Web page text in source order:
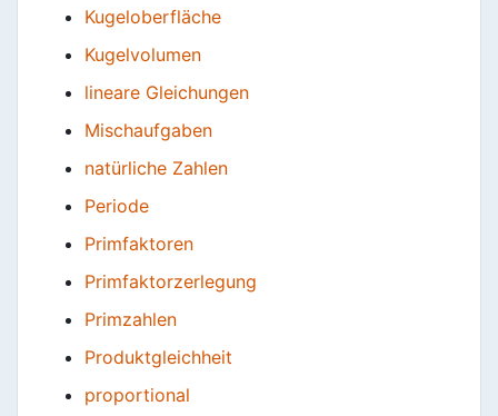
Kugeloberfläche
Kugelvolumen
lineare Gleichungen
Mischaufgaben
natürliche Zahlen
Periode
Primfaktoren
Primfaktorzerlegung
Primzahlen
Produktgleichheit
proportional